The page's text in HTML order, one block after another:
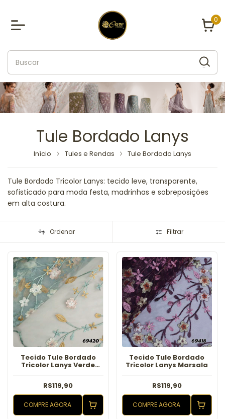
0
Tule Bordado Lanys
Início Tules e Rendas Tule Bordado Lanys
Tule Bordado Tricolor Lanys: tecido leve, transparente,
sofisticado para moda festa, madrinhas e sobreposições
em alta costura.
Ordenar Filtrar
Tecido Tule Bordado
Tricolor Lanys Verde
R$119,90
COMPRE AGORA
Tecido Tule Bordado
Tricolor Lanys Marsala
R$119,90
COMPRE AGORA